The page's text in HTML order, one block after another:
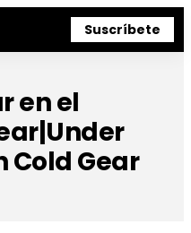
Suscríbete
en el
Cold Gear